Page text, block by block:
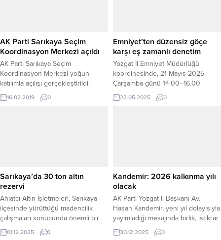
AK Parti Sarıkaya Seçim
Koordinasyon Merkezi açıldı
AK Parti Sarıkaya Seçim
Koordinasyon Merkezi yoğun
katılımla açılışı gerçekleştirildi.
16.02.2019 0
Emniyet’ten düzensiz göçe
karşı eş zamanlı denetim
Yozgat İl Emniyet Müdürlüğü
koordinesinde, 21 Mayıs 2025
Çarşamba günü 14.00–16.00
saatleri arasında il merkezi ve 13
ilçede eş zamanlı olarak “Düzensiz
yapıldı, 70 umuma açık iş...
22.05.2025 0
Sarıkaya’da 30 ton altın
rezervi
Ahlatcı Altın İşletmeleri, Sarıkaya
ilçesinde yürüttüğü madencilik
çalışmaları sonucunda önemli bir
altın potansiyeline ulaşıldığını
açıkladı. İlk modellemelere göre
01.12.2025 0
Kandemir: 2026 kalkınma yılı
olacak
AK Parti Yozgat İl Başkanı Av.
Hasan Kandemir, yeni yıl dolayısıyla
yayımladığı mesajında birlik, istikrar
ve güçlü Türkiye vurgusu yaparak,
2026 yılının Yozgat ve ülkemiz için
30.12.2025 0